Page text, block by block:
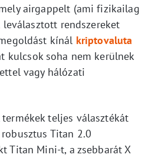
airgappelt (ami fizikailag
rendszereket
kínál kriptovaluta
kulcsok soha nem kerülnek
vagy hálózati
termékek teljes választékát
Titan 2.0
Titan Mini-t, a zsebbarát X